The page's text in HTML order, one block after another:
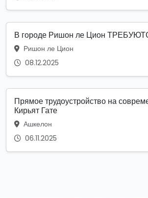
В городе Ришон ле Цион
Ришон ле Цион
08.12.2025
Прямое трудоустройство на
Кирьят Гате
Ашкелон
06.11.2025